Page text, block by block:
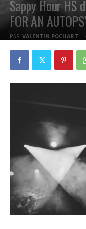
Sappy Hour
FOR AN
PAR VALENTIN POCHART